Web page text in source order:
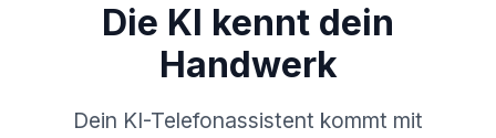
Die KI kennt dein
Handwerk
Dein KI-Telefonassistent kommt mit